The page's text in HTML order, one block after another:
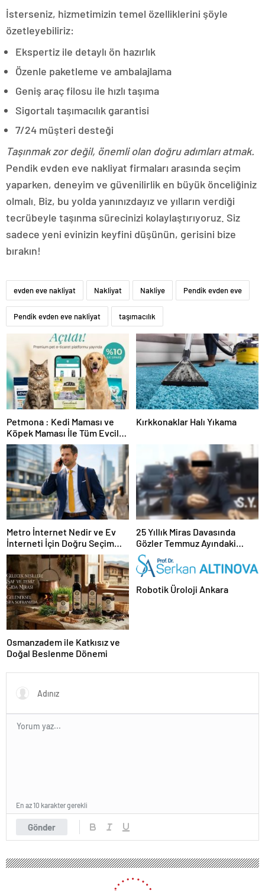
İsterseniz, hizmetimizin temel özelliklerini şöyle
özetleyebiliriz:
Ekspertiz ile detaylı ön hazırlık
Özenle paketleme ve ambalajlama
Geniş araç filosu ile hızlı taşıma
Sigortalı taşımacılık garantisi
7/24 müşteri desteği
Taşınmak zor değil, önemli olan doğru adımları atmak.
Pendik evden eve nakliyat firmaları arasında seçim
yaparken, deneyim ve güvenilirlik en büyük önceliğiniz
olmalı. Biz, bu yolda yanınızdayız ve yılların verdiği
tecrübeyle taşınma sürecinizi kolaylaştırıyoruz. Siz
sadece yeni evinizin keyfini düşünün, gerisini bize
bırakın!
evden eve nakliyat Nakliyat Nakliye Pendik evden eve
Pendik evden eve nakliyat taşımacılık
Petmona : Kedi Maması ve
Köpek Maması İle Tüm Evcil
Hayvan Ürünleri
Kırkkonaklar Halı Yıkama
Metro İnternet Nedir ve Ev
İnterneti İçin Doğru Seçim
Nasıl Yapılır
25 Yıllık Miras Davasında
Gözler Temmuz Ayındaki
Karar Duruşmasına Çevrildi
Osmanzadem ile Katkısız ve
Doğal Beslenme Dönemi
Robotik Üroloji Ankara
Gönder
En az 10 karakter gerekli